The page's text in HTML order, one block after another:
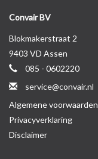
Convair BV
Blokmakerstraat 2
9403 VD Assen
085 - 0602220
service@convair.nl
Algemene voorwaarden
Privacyverklaring
Disclaimer